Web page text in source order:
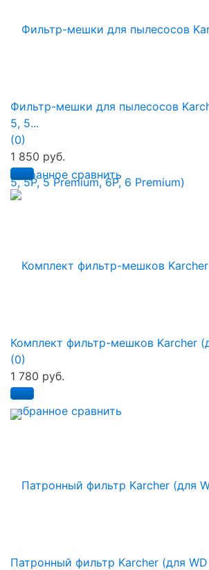
избранное сравнить
Фильтр-мешки для пылесосов
5, 5...
(0)
1 850 руб.
избранное сравнить
Комплект фильтр-мешков Karcher
(0)
1 780 руб.
Патронный фильтр Karcher (для